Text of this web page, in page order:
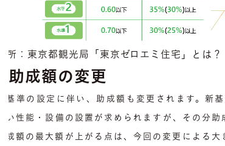
出所：東京都観光局「東京ゼロエミ住宅」とは？
助成額の変更
新基準の設定に伴い、助成額も変更されます。新
高い性能・設備の設置が求められますが、その分
助成額の最大額が上がる点は、今回の変更による